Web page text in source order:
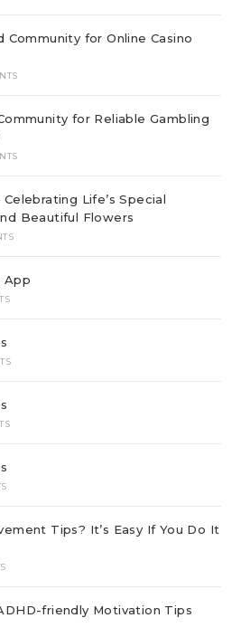
Community for Online Casino
for Reliable Gambling
Life’s Special
Beautiful Flowers
App
Tips? It’s Easy If You Do It
friendly Motivation Tips